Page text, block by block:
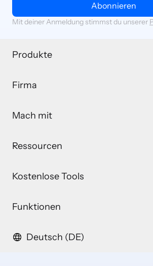
Abonnieren
Mit deiner Anmeldung stimmst du unserer
Produkte
Firma
Mach mit
Ressourcen
Kostenlose Tools
Funktionen
Deutsch (DE)